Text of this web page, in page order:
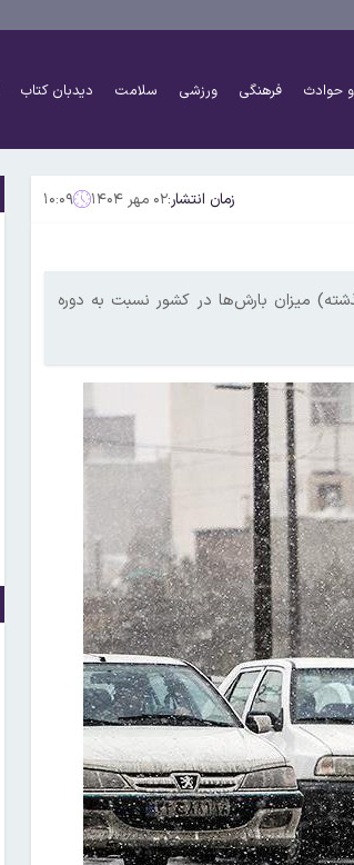
حوادث فرهنگی ورزشی سلامت دیدبان کتاب
زمان انتشار:۰۲ مهر ۱۴۰۴ ۱۰:۰۹
۳۱ شهریور ۱۴۰۴ (آخرین روز سال آبی گذشته) میزان بارش‌ها در کشور نسبت به دوره